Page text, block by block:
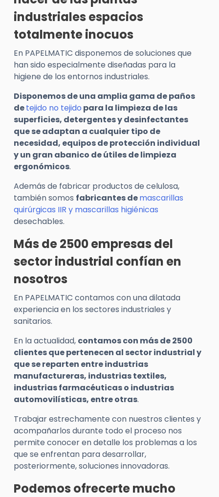
industriales espacios
totalmente inocuos
En PAPELMATIC disponemos de soluciones que
han sido especialmente diseñadas para la
higiene de los entornos industriales.
Disponemos de una amplia gama de paños
detejido no tejido para la limpieza de las
superficies, detergentes y desinfectantes
que se adaptan a cualquier tipo de
necesidad, equipos de protección individual
y un gran abanico de útiles de limpieza
ergonómicos.
Además de fabricar productos de celulosa,
también somos fabricantes demascarillas
quirúrgicas IIR y mascarillas higiénicas
desechables.
Más de 2500 empresas del
sector industrial confían en
nosotros
En PAPELMATIC contamos con una dilatada
experiencia en los sectores industriales y
sanitarios.
En la actualidad, contamos con más de 2500
clientes que pertenecen al sector industrial y
que se reparten entre industrias
manufactureras, industrias textiles,
industrias farmacéuticas o industrias
automovilísticas, entre otras.
Trabajar estrechamente con nuestros clientes y
acompañarlos durante todo el proceso nos
permite conocer en detalle los problemas a los
que se enfrentan para desarrollar,
posteriormente, soluciones innovadoras.
Podemos ofrecerte mucho